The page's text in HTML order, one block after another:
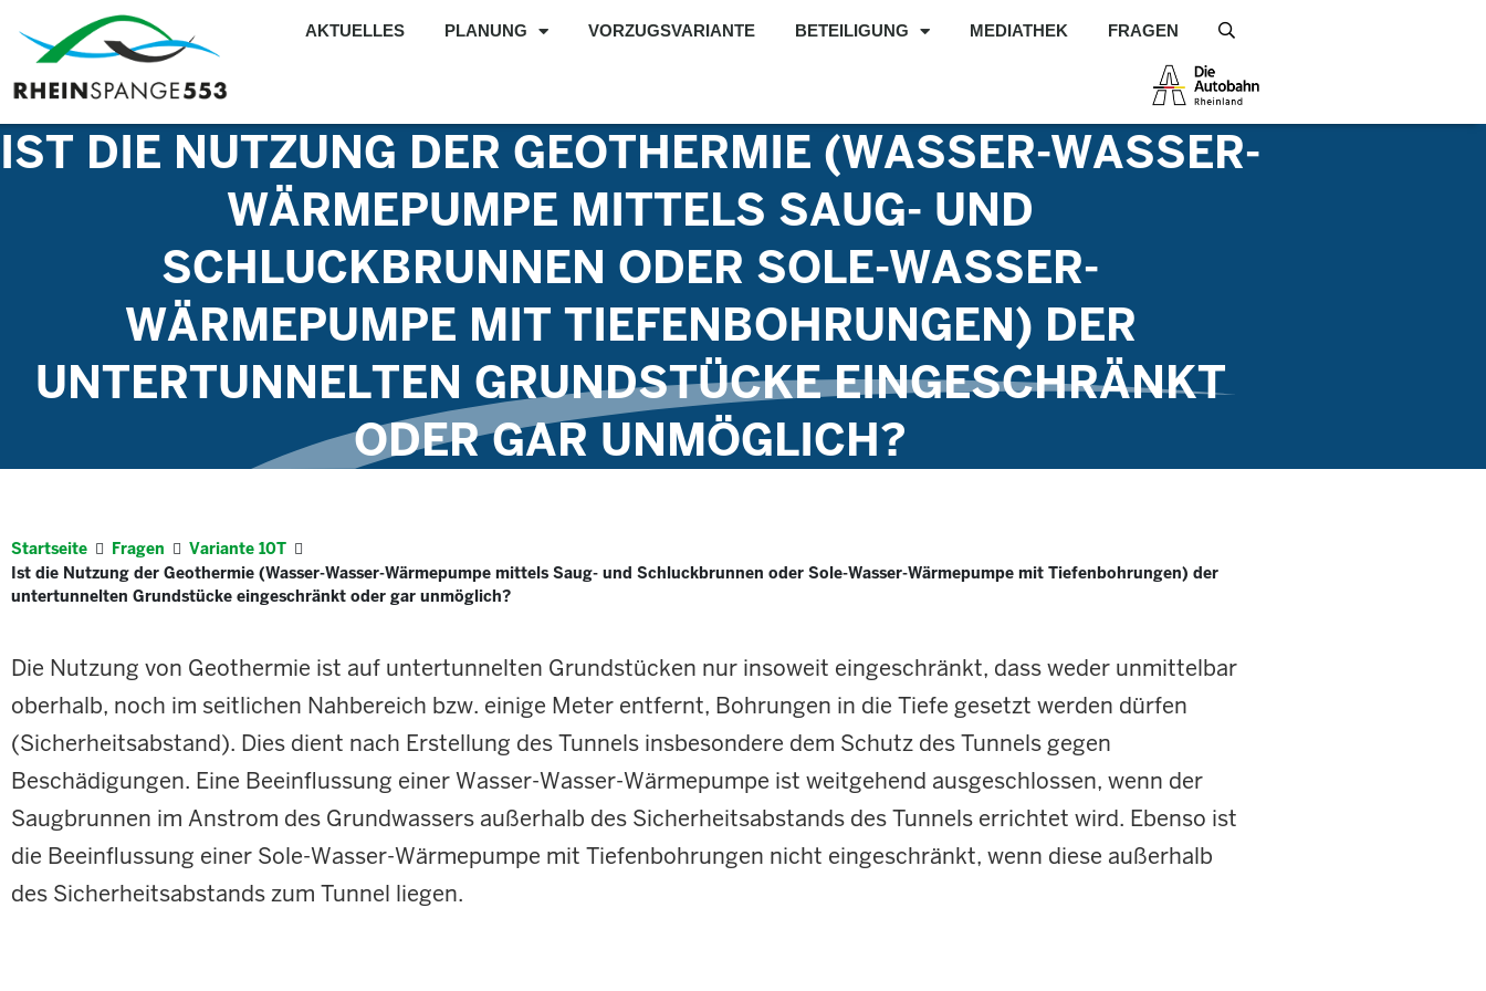
AKTUELLES PLANUNG VORZUGSVARIANTE BETEILIGUNG MEDIATHEK FRAGEN
IST DIE NUTZUNG DER GEOTHERMIE (WASSER-WASSER-
WÄRMEPUMPE MITTELS SAUG- UND
SCHLUCKBRUNNEN ODER SOLE-WASSER-
WÄRMEPUMPE MIT TIEFENBOHRUNGEN) DER
UNTERTUNNELTEN GRUNDSTÜCKE EINGESCHRÄNKT
ODER GAR UNMÖGLICH?
Startseite Fragen
Variante 10T
Ist die Nutzung der Geothermie (Wasser-Wasser-Wärmepumpe mittels Saug- und Schluckbrunnen oder Sole-Wasser-Wärmepumpe mit Tiefenbohrungen) der
untertunnelten Grundstücke eingeschränkt oder gar unmöglich?
Die Nutzung von Geothermie ist auf untertunnelten Grundstücken nur insoweit eingeschränkt, dass weder unmittelbar
oberhalb, noch im seitlichen Nahbereich bzw. einige Meter entfernt, Bohrungen in die Tiefe gesetzt werden dürfen
(Sicherheitsabstand). Dies dient nach Erstellung des Tunnels insbesondere dem Schutz des Tunnels gegen
Beschädigungen. Eine Beeinflussung einer Wasser-Wasser-Wärmepumpe ist weitgehend ausgeschlossen, wenn der
Saugbrunnen im Anstrom des Grundwassers außerhalb des Sicherheitsabstands des Tunnels errichtet wird. Ebenso ist
die Beeinflussung einer Sole-Wasser-Wärmepumpe mit Tiefenbohrungen nicht eingeschränkt, wenn diese außerhalb
des Sicherheitsabstands zum Tunnel liegen.